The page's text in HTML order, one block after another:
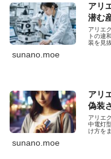
アリ
潜む
アリエ
トの違
装を見
sunano.moe
アリ
偽装
アリエ
中電灯
け方を
sunano.moe